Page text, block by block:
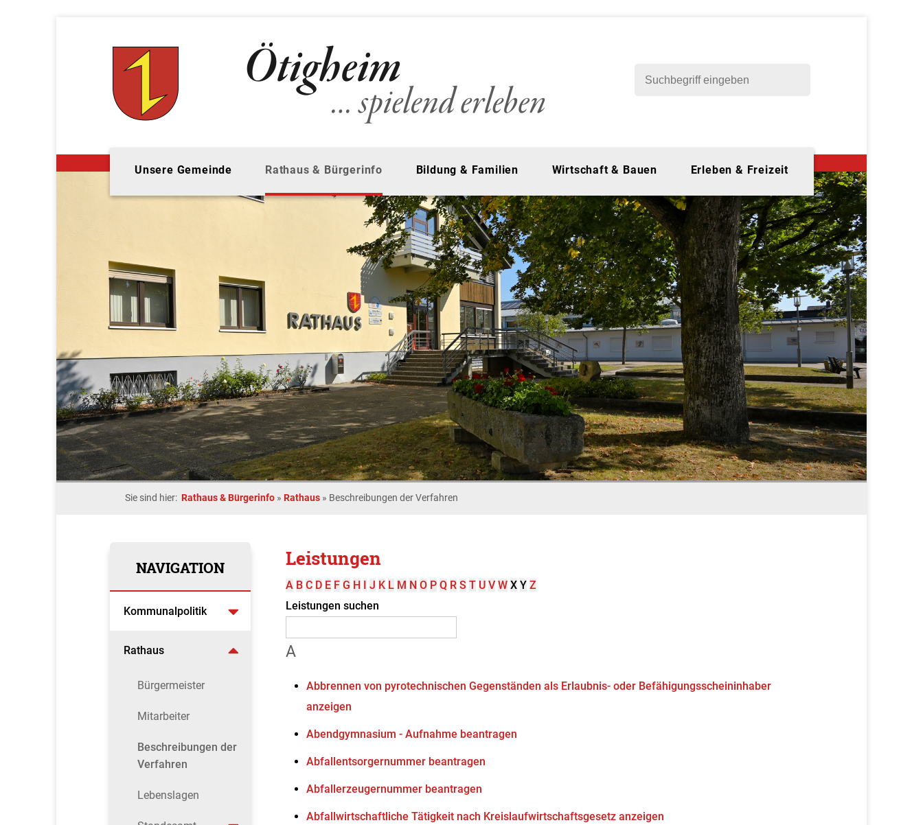
Unsere Gemeinde Rathaus & Bürgerinfo Bildung & Familien Wirtschaft & Bauen Erleben & Freizeit
Sie sind hier: Rathaus & Bürgerinfo » Rathaus » Beschreibungen der Verfahren
NAVIGATION
Kommunalpolitik
Rathaus
Bürgermeister
Mitarbeiter
Beschreibungen der
Verfahren
Lebenslagen
Leistungen
A B C D E F G H I J K L M N O P Q R S T U V W X Y Z
Leistungen suchen
A
Abbrennen von pyrotechnischen Gegenständen als Erlaubnis- oder Befähigungsscheininhaber
anzeigen
Abendgymnasium - Aufnahme beantragen
Abfallentsorgernummer beantragen
Abfallerzeugernummer beantragen
Abfallwirtschaftliche Tätigkeit nach Kreislaufwirtschaftsgesetz anzeigen